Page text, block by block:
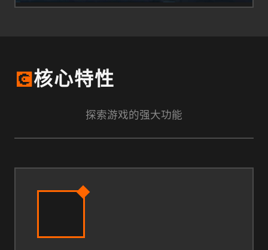
💽核心特性
探索游戏的强大功能